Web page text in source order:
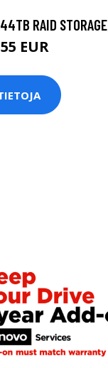
RAID STORAGE
EUR